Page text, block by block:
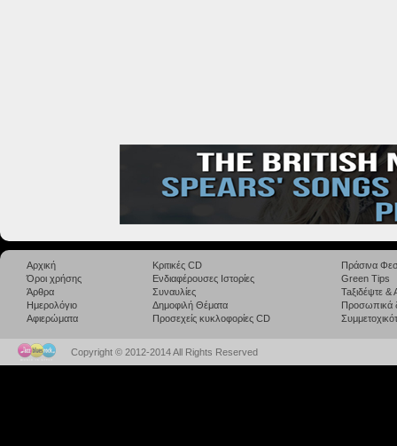
Αρχική
Όροι χρήσης
Άρθρα
Ημερολόγιο
Αφιερώματα
Κριτικές CD
Ενδιαφέρουσες Ιστορίες
Συναυλίες
Δημοφιλή Θέματα
Προσεχείς κυκλοφορίες CD
Πράσινα
Green Tips
Taξιδέψτε
Προσωπικά
Copyright © 2012-2014 All Rights Reserved